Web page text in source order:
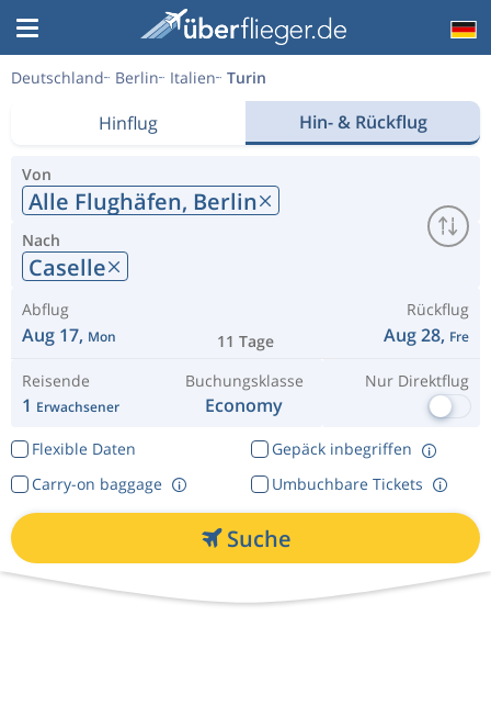
Deutschland Berlin Italien Turin
Hinflug Hin- & Rückflug
Von
Alle Flughäfen, Berlin
Nach
Caselle
Abflug
Aug 17, Mon 11 Tage
Rückflug
Aug 28, Fre
Reisende
1 Erwachsener
Buchungsklasse
Economy
Nur Direktflug
Flexible Daten
Gepäck inbegriffen
Umbuchbare Tickets
Carry-on baggage
Suche